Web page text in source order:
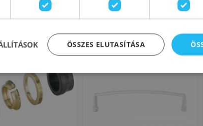
570 Ft 1 500 Ft
-5% -5%
Rendelésre
ÖSSZES ELUTASÍTÁSA